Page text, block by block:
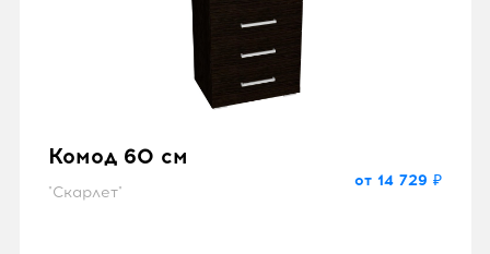
Комод 60 см
"Скарлет"
от 14 729 ₽